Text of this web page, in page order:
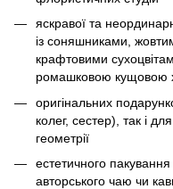
яскравої та
із соняшниками,
крафтовими
ромашковою кущовою
оригінальних
колег, сестер), так і
геометрії
естетичного
авторського чаю чи